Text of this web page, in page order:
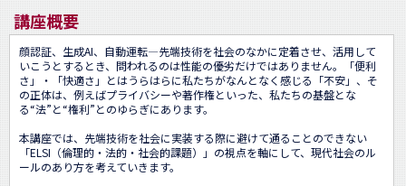
講座概要
顔認証、生成AI、自動運転―先端技術を社会のなかに定着させ、活用して
いこうとするとき、問われるのは性能の優劣だけではありません。「便利
さ」・「快適さ」とはうらはらに私たちがなんとなく感じる「不安」、そ
の正体は、例えばプライバシーや著作権といった、私たちの基盤とな
る“法”と“権利”とのゆらぎにあります。
本講座では、先端技術を社会に実装する際に避けて通ることのできない
「ELSI（倫理的・法的・社会的課題）」の視点を軸にして、現代社会のル
ールのあり方を考えていきます。